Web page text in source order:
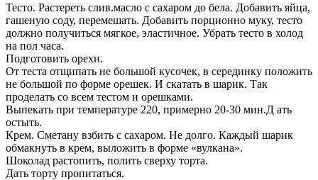
Тесто. Растереть слив.масло с сахаром до бела. Добавить яйца,
гашеную соду, перемешать. Добавить порционно муку, тесто
должно получиться мягкое, эластичное. Убрать тесто в холод
на пол часа.
Подготовить орехи.
От теста отщипать не большой кусочек, в серединку положить
не большой по форме орешек. И скатать в шарик. Так
проделать со всем тестом и орешками.
Выпекать при температуре 220, примерно 20-30 мин.Д ать
остыть.
Крем. Сметану взбить с сахаром. Не долго. Каждый шарик
обмакнуть в крем, выложить в форме «вулкана».
Шоколад растопить, полить сверху торта.
Дать торту пропитаться.